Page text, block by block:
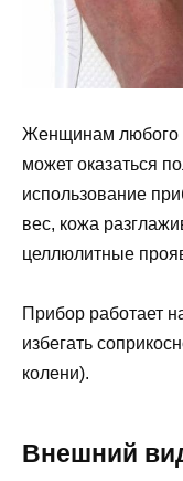
Женщинам любого
может оказаться
использование
вес, кожа
целлюлитные
Прибор работает
избегать
колени).
Внешний